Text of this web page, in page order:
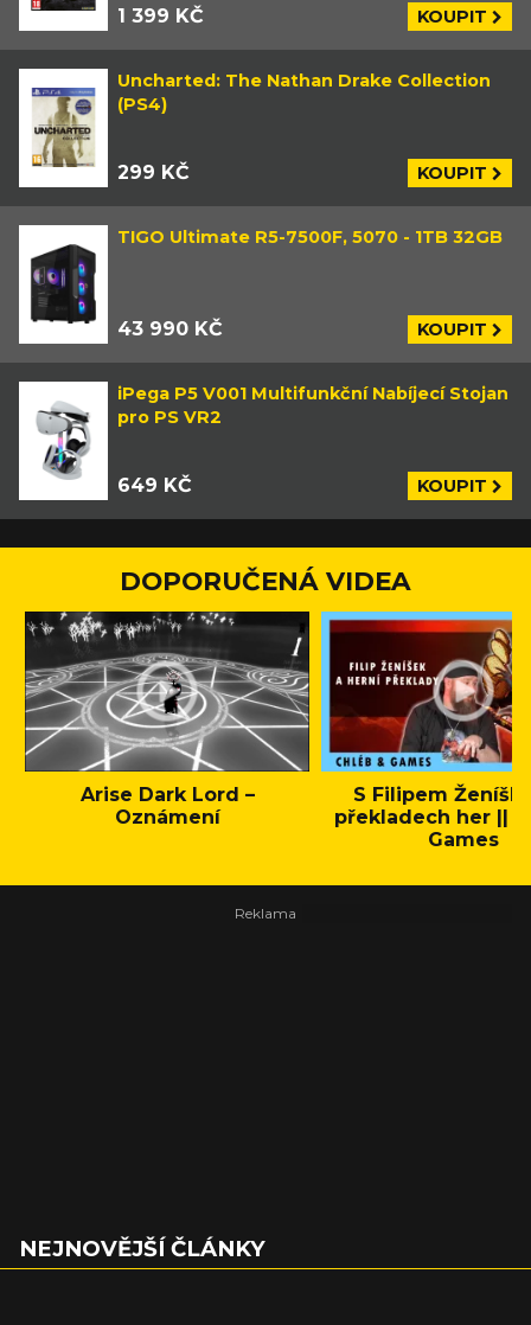
1 399 KČ KOUPIT
Uncharted: The Nathan Drake Collection
(PS4)
299 KČ KOUPIT
TIGO Ultimate R5-7500F, 5070 - 1TB 32GB
43 990 KČ KOUPIT
iPega P5 V001 Multifunkční Nabíjecí Stojan
pro PS VR2
649 KČ KOUPIT
DOPORUČENÁ VIDEA
Arise Dark Lord –
Oznámení
S Filipem
překladech her ||
Games
NEJNOVĚJŠÍ ČLÁNKY